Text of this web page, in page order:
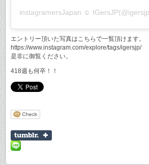
instagramersJapan ☺︎ IGersJP(@igersjp)
エントリー頂いた写真はこちらで一覧頂けます。
https://www.instagram.com/explore/tags/igersjp/
是非に御覧ください。
418週も何卒！！